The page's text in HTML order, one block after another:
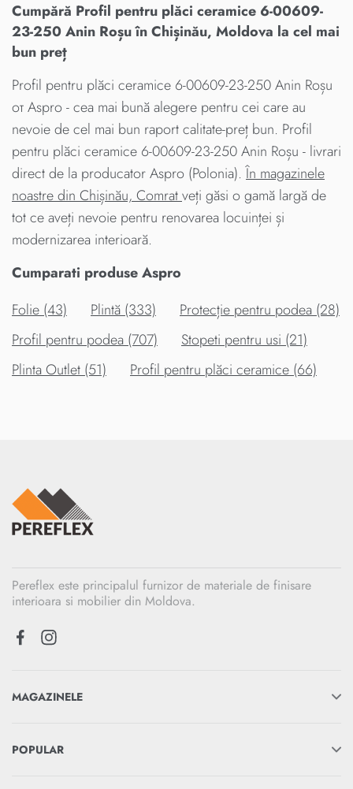
Cumpără Profil pentru plăci ceramice 6-00609-
23-250 Anin Roșu în Chișinău, Moldova la cel mai
bun preț
Profil pentru plăci ceramice 6-00609-23-250 Anin Roșu
от Aspro - cea mai bună alegere pentru cei care au
nevoie de cel mai bun raport calitate-preț bun. Profil
pentru plăci ceramice 6-00609-23-250 Anin Roșu - livrari
direct de la producator Aspro (Polonia).În magazinele
noastre din Chișinău, Comratveți găsi o gamă largă de
tot ce aveți nevoie pentru renovarea locuinței și
modernizarea interioară.
Cumparati produse Aspro
Folie (43)
Plintă (333)
Protecție pentru podea (28)
Profil pentru podea (707)
Stopeti pentru usi (21)
Plinta Outlet (51)
Profil pentru plăci ceramice (66)
Pereflex este principalul furnizor de materiale de finisare
interioara si mobilier din Moldova.
MAGAZINELE
POPULAR